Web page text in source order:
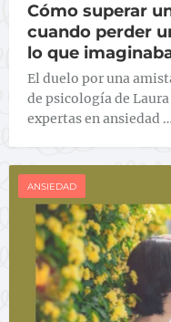
Cómo superar
cuando perder
lo que
El duelo por una
de psicología de
expertas en ansiedad …
ANSIEDAD